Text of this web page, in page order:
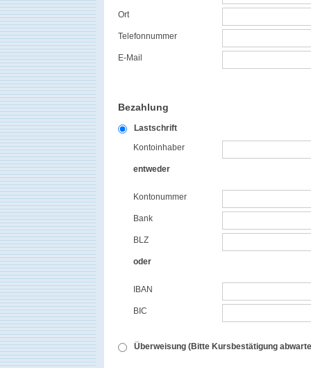
Ort
Telefonnummer
E-Mail
Bezahlung
Lastschrift
Kontoinhaber
entweder
Kontonummer
Bank
BLZ
oder
IBAN
BIC
Überweisung (Bitte Kursbestätigung